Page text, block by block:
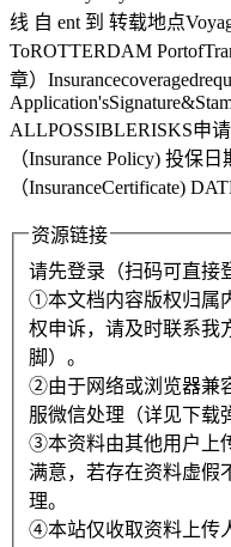
线 自 ent 到 转载地点
ToROTTERDAM
章）
ALLPOSSIBLERISKS申请
（Insurance Policy) 投保
（InsuranceCertificate)
资源链接
请先登录（扫码可直接
①本文档内容版权归属
权申诉，请及时联系我
脚）。
②由于网络或浏览器兼
服微信处理（详见下载
③本资料由其他用户上
满意，若存在资料虚假
理。
④本站仅收取资料上传